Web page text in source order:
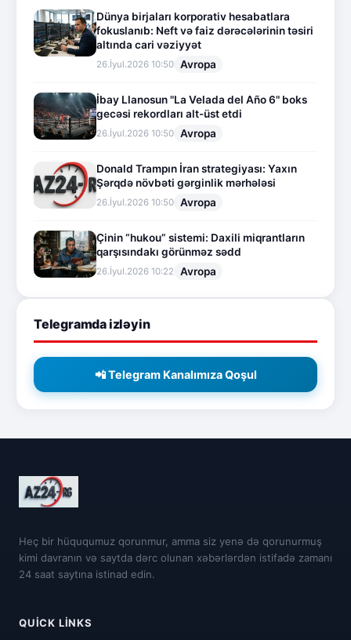
Dünya birjaları korporativ hesabatlara
fokuslanıb: Neft və faiz dərəcələrinin təsiri
altında cari vəziyyət
26.İyul.2026 10:50 Avropa
İbay Llanosun "La Velada del Año 6" boks
gecəsi rekordları alt-üst etdi
26.İyul.2026 10:50 Avropa
Donald Trampın İran strategiyası: Yaxın
Şərqdə növbəti gərginlik mərhələsi
26.İyul.2026 10:50 Avropa
Çinin “hukou” sistemi: Daxili miqrantların
qarşısındakı görünməz sədd
26.İyul.2026 10:22 Avropa
Telegramda izləyin
📲 Telegram Kanalımıza Qoşul
Heç bir hüququmuz qorunmur, amma siz yenə də qorunurmuş
kimi davranın və saytda dərc olunan xəbərlərdən istifadə zamanı
24 saat saytına istinad edin.
QUICK LINKS